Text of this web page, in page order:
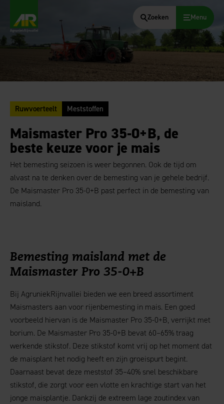
AgruniekRijnvallei
Zoeken Menu
Ruwvoerteelt Meststoffen
Maismaster Pro 35-0+B, de
beste keuze voor je mais
Het bemesting seizoen is weer begonnen. Ook de tijd om
alvast na te denken over de bemesting van je gehele bedrijf.
De Maismaster Pro 35-0+B past perfect in de bemesting van
maisland.
Bemesting maisland met de
Maismaster Pro 35-0+B
Bij AgruniekRijnvallei bieden we een breed assortiment
Maismasters aan voor rijenbemesting in mais. Een goed
voorbeeld hiervan is de Maismaster Pro 35-0+B, verrijkt met
borium. De Maismaster Pro 35-0+B bevat 60–65% traag
werkende stikstof. Deze stikstof komt vrij op het moment dat
de maisplant het nodig heeft en zijn groeispurt begint.
Daarnaast bevat deze meststof 35–40% snel beschikbare
stikstof, die zorgt voor een vlotte en krachtige start van het
jonge maisplantje. Dankzij de extreem lage zoutindex van